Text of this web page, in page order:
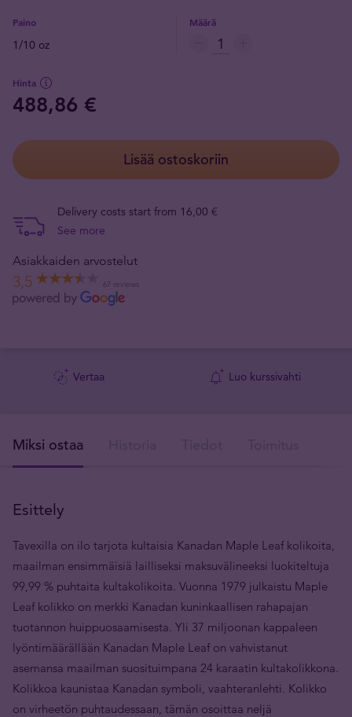
Paino
1/10 oz
Määrä
Hinta
488,86 €
Lisää ostoskoriin
Delivery costs start from 16,00 €
See more
Asiakkaiden arvostelut
3,5 67 reviews
Vertaa Luo kurssivahti
Miksi ostaa
Esittely
Tavexilla on ilo tarjota kultaisia Kanadan Maple Leaf kolikoita,
maailman ensimmäisiä lailliseksi maksuvälineeksi luokiteltuja
99,99 % puhtaita kultakolikoita. Vuonna 1979 julkaistu Maple
Leaf kolikko on merkki Kanadan kuninkaallisen rahapajan
tuotannon huippuosaamisesta. Yli 37 miljoonan kappaleen
lyöntimäärällään Kanadan Maple Leaf on vahvistanut
asemansa maailman suosituimpana 24 karaatin kultakolikkona.
Kolikkoa kaunistaa Kanadan symboli, vaahteranlehti. Kolikko
on virheetön puhtaudessaan, tämän osoittaa neljä